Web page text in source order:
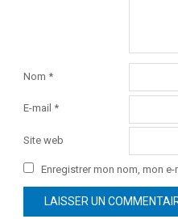
Nom *
E-mail *
Site web
Enregistrer mon nom, mon